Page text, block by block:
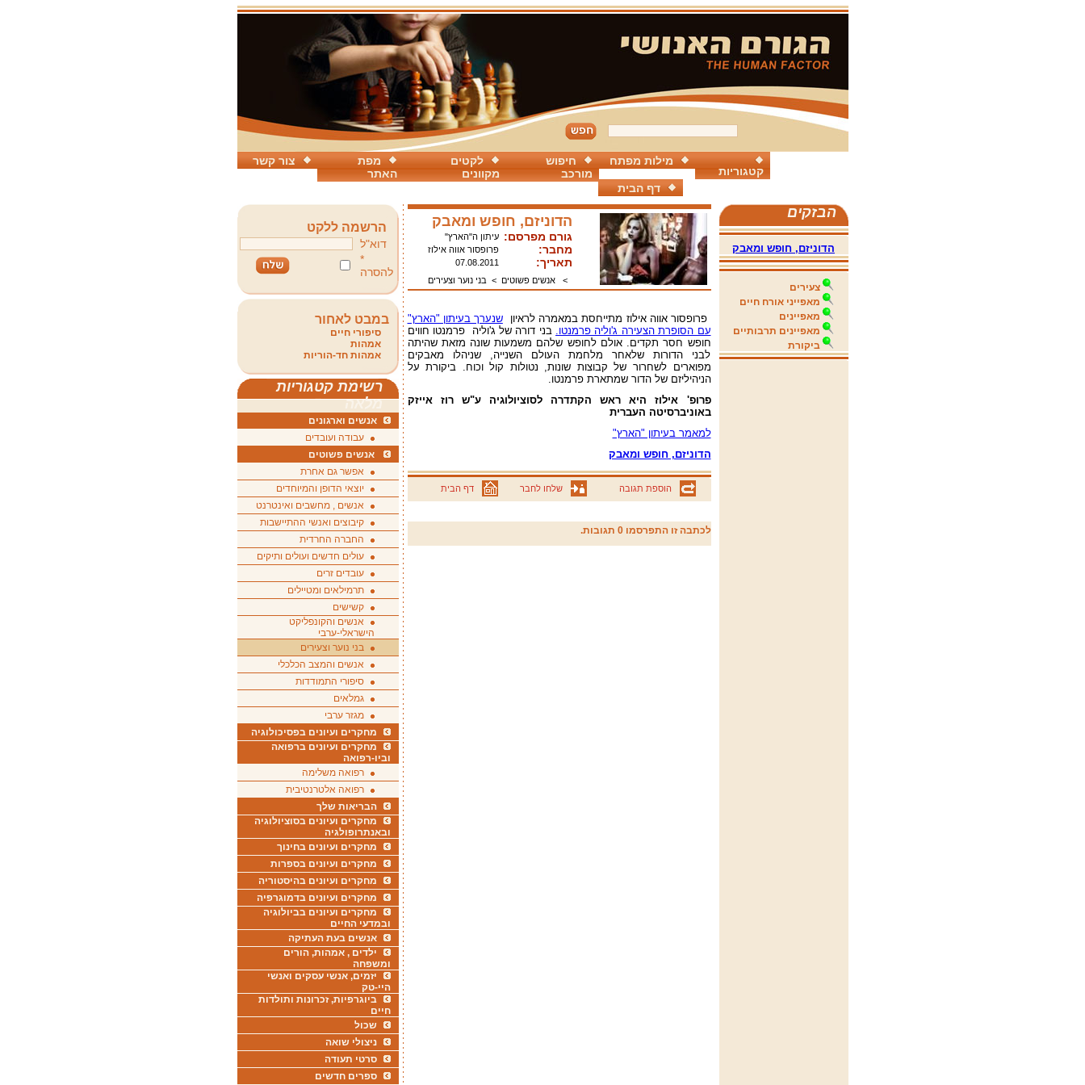
צור קשר
מפת
האתר
לקטים
מקוונים
חיפוש
מורכב
מילות מפתח
קטגוריות
דף הבית
הבזקים
הדוניזם, חופש ומאבק
צעירים
מאפייני אורח חיים
מאפיינים
מאפיינים תרבותיים
ביקורת
הדוניזם, חופש ומאבק
גורם מפרסם: עיתון ה"הארץ"
מחבר: פרופסור אווה אילוז
תאריך:
07.08.2011
>
אנשים פשוטים > בני נוער וצעירים
פרופסור אווה אילוז מתייחסת במאמרה לראיוןשנערך בעיתון "הארץ"
עם הסופרת הצעירה ג'וליה פרמנטו. בני דורה של ג'וליה פרמנטו חווים
חופש חסר תקדים. אולם לחופש שלהם משמעות שונה מזאת שהיתה
לבני הדורות שלאחר מלחמת העולם השנייה, שניהלו מאבקים
מפוארים לשחרור של קבוצות שונות, נטולות קול וכוח. ביקורת על
הניהיליזם של הדור שמתארת פרמנטו.
פרופ' אילוז היא ראש הקתדרה לסוציולוגיה ע"ש רוז אייזק
באוניברסיטה העברית
למאמר בעיתון "הארץ"
הדוניזם, חופש ומאבק
הוספת תגובה שלחו לחבר דף הבית
לכתבה זו התפרסמו 0 תגובות.
הרשמה ללקט
דוא"ל
*
להסרה
במבט לאחור
סיפורי חיים
אמהות
אמהות חד-הוריות
רשימת קטגוריות
מלאה
אנשים וארגונים
עבודה ועובדים
אנשים פשוטים
אפשר גם אחרת
יוצאי הדופן והמיוחדים
אנשים , מחשבים ואינטרנט
קיבוצים ואנשי ההתיישבות
החברה החרדית
עולים חדשים ועולים ותיקים
עובדים זרים
תרמילאים ומטיילים
קשישים
אנשים והקונפליקט
הישראלי-ערבי
בני נוער וצעירים
אנשים והמצב הכלכלי
סיפורי התמודדות
גמלאים
מגזר ערבי
מחקרים ועיונים בפסיכולוגיה
מחקרים ועיונים ברפואה
וביו-רפואה
רפואה משלימה
רפואה אלטרנטיבית
הבריאות שלך
מחקרים ועיונים בסוציולוגיה
ובאנתרופולגיה
מחקרים ועיונים בחינוך
מחקרים ועיונים בספרות
מחקרים ועיונים בהיסטוריה
מחקרים ועיונים בדמוגרפיה
מחקרים ועיונים בביולוגיה
ובמדעי החיים
אנשים בעת העתיקה
ילדים , אמהות, הורים
ומשפחה
יזמים, אנשי עסקים ואנשי
היי-טק
ביוגרפיות, זכרונות ותולדות
חיים
שכול
ניצולי שואה
סרטי תעודה
ספרים חדשים